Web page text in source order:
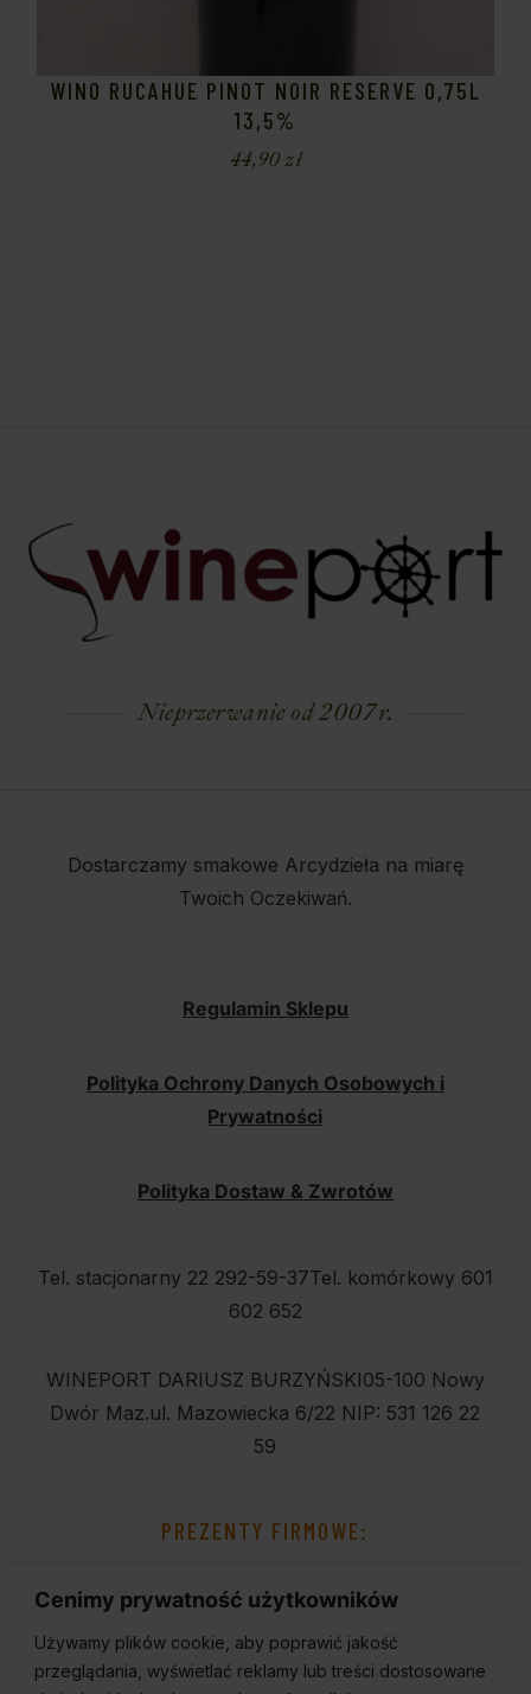
Cenimy prywatność użytkowników
Używamy plików cookie, aby poprawić jakość
przeglądania, wyświetlać reklamy lub treści dostosowane
WINO RUCAHUE PINOT NOIR RESERVE 0,75L
13,5%
44,90zł
Nieprzerwanie od 2007 r.
Dostarczamy smakowe Arcydzieła na miarę
Twoich Oczekiwań.
Regulamin Sklepu
Polityka Ochrony Danych Osobowych i
Prywatności
Polityka Dostaw & Zwrotów
Tel. stacjonarny 22 292-59-37Tel. komórkowy 601
602 652
WINEPORT DARIUSZ BURZYŃSKI05-100 Nowy
Dwór Maz.ul. Mazowiecka 6/22 NIP: 531 126 22
59
PREZENTY FIRMOWE: